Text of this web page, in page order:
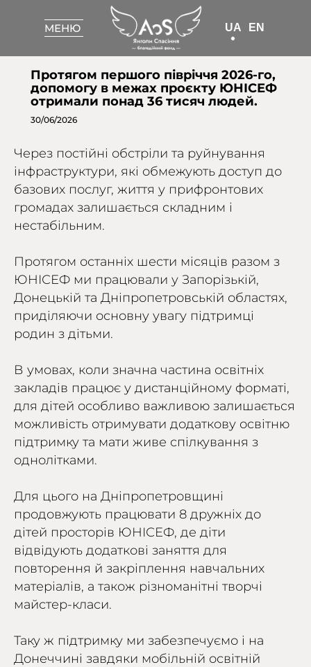
UA EN
МЕНЮ
Протягом першого півріччя 2026-го,
допомогу в межах проєкту ЮНІСЕФ
отримали понад 36 тисяч людей.
30/06/2026
МЕНЮ
Через постійні обстріли та руйнування
інфраструктури, які обмежують доступ до
базових послуг, життя у прифронтових
громадах залишається складним і
нестабільним.
Протягом останніх шести місяців разом з
ЮНІСЕФ ми працювали у Запорізькій,
Донецькій та Дніпропетровській областях,
приділяючи основну увагу підтримці
родин з дітьми.
В умовах, коли значна частина освітніх
закладів працює у дистанційному форматі,
для дітей особливо важливою залишається
можливість отримувати додаткову освітню
підтримку та мати живе спілкування з
однолітками.
Для цього на Дніпропетровщині
продовжують працювати 8 дружніх до
дітей просторів ЮНІСЕФ, де діти
відвідують додаткові заняття для
повторення й закріплення навчальних
матеріалів, а також різноманітні творчі
майстер-класи.
Таку ж підтримку ми забезпечуємо і на
Донеччині завдяки мобільній освітній